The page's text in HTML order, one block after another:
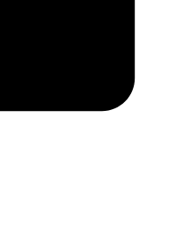
o Bizum